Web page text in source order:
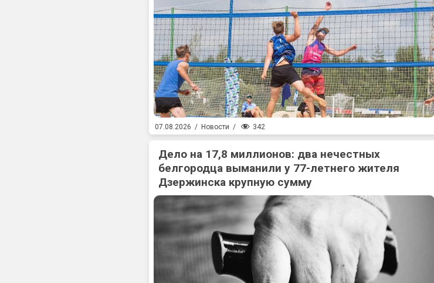
07.08.2026 / Новости / 342
Дело на 17,8 миллионов: два нечестных
белгородца выманили у 77-летнего жителя
Дзержинска крупную сумму